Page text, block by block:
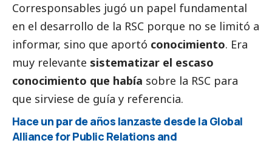
Corresponsables jugó un papel fundamental
en el desarrollo de la RSC porque no se limitó a
informar, sino que aportó conocimiento. Era
muy relevante sistematizar el escaso
conocimiento que había sobre la RSC para
que sirviese de guía y referencia.
Hace un par de años lanzaste desde la Global
Alliance for Public Relations and